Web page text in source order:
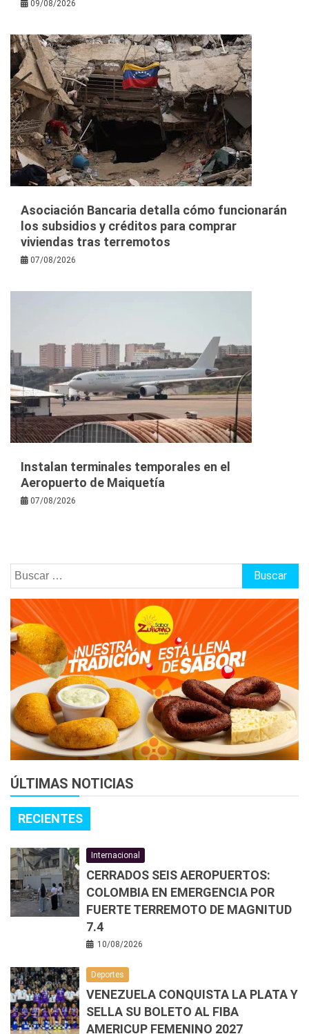
09/08/2026
Asociación Bancaria detalla cómo funcionarán
los subsidios y créditos para comprar
viviendas tras terremotos
07/08/2026
Instalan terminales temporales en el
Aeropuerto de Maiquetía
07/08/2026
Buscar:
ÚLTIMAS NOTICIAS
RECIENTES
Internacional
CERRADOS SEIS AEROPUERTOS:
COLOMBIA EN EMERGENCIA POR
FUERTE TERREMOTO DE MAGNITUD
7.4
10/08/2026
Deportes
VENEZUELA CONQUISTA LA PLATA Y
SELLA SU BOLETO AL FIBA
AMERICUP FEMENINO 2027